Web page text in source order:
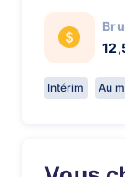
Intérim Au